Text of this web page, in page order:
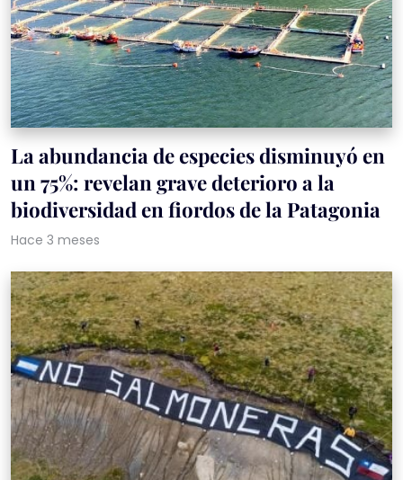
La abundancia de especies disminuyó en
un 75%: revelan grave deterioro a la
biodiversidad en fiordos de la Patagonia
Hace 3 meses